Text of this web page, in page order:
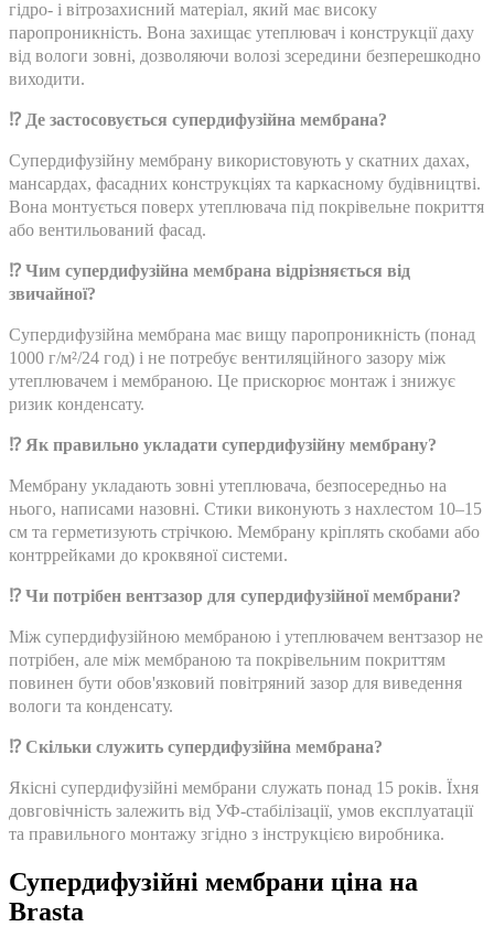
гідро- і вітрозахисний матеріал, який має високу
паропроникність. Вона захищає утеплювач і конструкції даху
від вологи зовні, дозволяючи волозі зсередини безперешкодно
виходити.
⁉️ Де застосовується супердифузійна мембрана?
Супердифузійну мембрану використовують у скатних дахах,
мансардах, фасадних конструкціях та каркасному будівництві.
Вона монтується поверх утеплювача під покрівельне покриття
або вентильований фасад.
⁉️ Чим супердифузійна мембрана відрізняється від
звичайної?
Супердифузійна мембрана має вищу паропроникність (понад
1000 г/м²/24 год) і не потребує вентиляційного зазору між
утеплювачем і мембраною. Це прискорює монтаж і знижує
ризик конденсату.
⁉️ Як правильно укладати супердифузійну мембрану?
Мембрану укладають зовні утеплювача, безпосередньо на
нього, написами назовні. Стики виконують з нахлестом 10–15
см та герметизують стрічкою. Мембрану кріплять скобами або
контррейками до кроквяної системи.
⁉️ Чи потрібен вентзазор для супердифузійної мембрани?
Між супердифузійною мембраною і утеплювачем вентзазор не
потрібен, але між мембраною та покрівельним покриттям
повинен бути обов'язковий повітряний зазор для виведення
вологи та конденсату.
⁉️ Скільки служить супердифузійна мембрана?
Якісні супердифузійні мембрани служать понад 15 років. Їхня
довговічність залежить від УФ-стабілізації, умов експлуатації
та правильного монтажу згідно з інструкцією виробника.
Супердифузійні мембрани ціна на
Brasta